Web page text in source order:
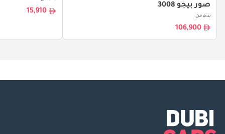
صور بيجو 3008
بدءا من
106,900
15,910